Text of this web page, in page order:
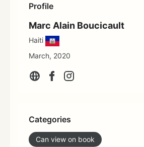
Profile
Marc Alain Boucicault
Haiti
March, 2020
Categories
Can view on book